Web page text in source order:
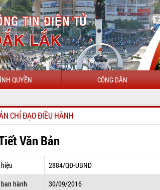
QUYỀN CÔNG DÂN
CHỈ ĐẠO ĐIỀU HÀNH
Văn Bản
2884/QĐ-UBND
hành
30/09/2016